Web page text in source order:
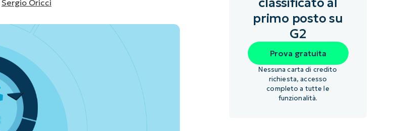
Sergio Oricci
primo posto su
G2
Prova gratuita
Nessuna carta di credito
richiesta, accesso
completo a tutte le
funzionalità.